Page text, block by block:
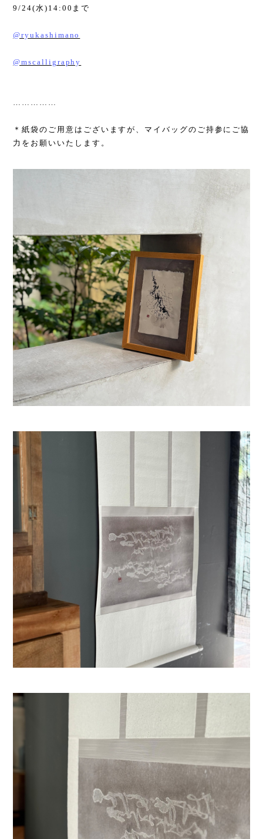
9/24(水)14:00 まで
@ryukashimano
@mscalligraphy
……………
＊紙袋のご用意はございますが、マイバッグのご持参にご協
力をお願いいたします。